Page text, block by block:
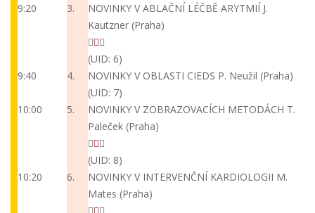
9:20
3. NOVINKY V ABLAČNÍ LÉČBĚ ARYTMIÍ J.
Kautzner (Praha)
(UID: 6)
9:40
4. NOVINKY V OBLASTI CIEDS P. Neužil (Praha)
(UID: 7)
10:00
5. NOVINKY V ZOBRAZOVACÍCH METODÁCH T.
Paleček (Praha)
(UID: 8)
10:20
6. NOVINKY V INTERVENČNÍ KARDIOLOGII M.
Mates (Praha)